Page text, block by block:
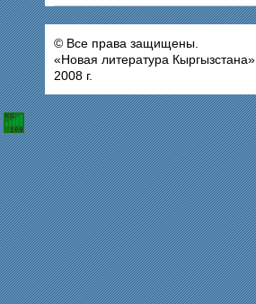
© Все права защищены.
«Новая литература Кыргызстана»,
2008 г.